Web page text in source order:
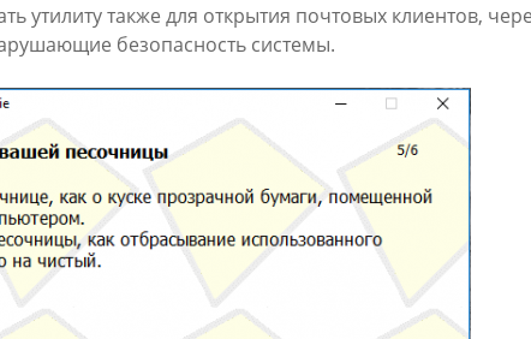
утилиту также для открытия почтовых клиентов,
безопасность системы.